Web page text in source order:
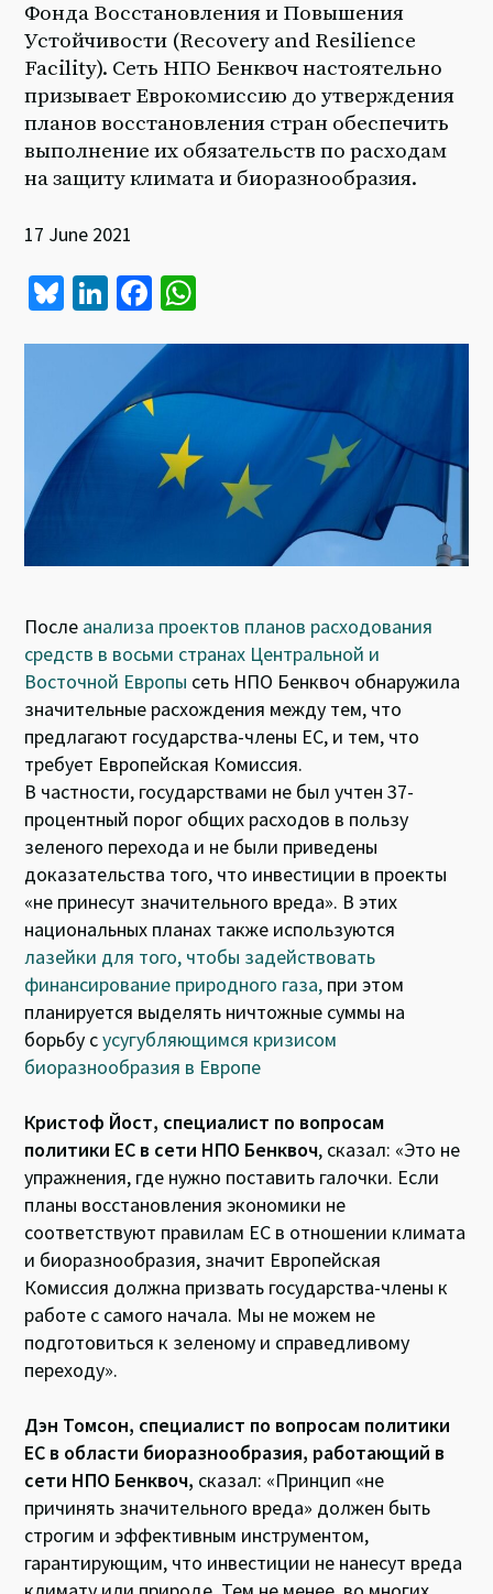
Фонда Восстановления и Повышения
Устойчивости (Recovery and Resilience
Facility). Сеть НПО Бенквоч настоятельно
призывает Еврокомиссию до утверждения
планов восстановления стран обеспечить
выполнение их обязательств по расходам
на защиту климата и биоразнообразия.
17 June 2021
Bl Li
ke
dI
n
Fa
b
o
k
sA
p
После анализа проектов планов расходования
средств в восьми странах Центральной и
Восточной Европы сеть НПО Бенквоч обнаружила
значительные расхождения между тем, что
предлагают государства-члены ЕС, и тем, что
требует Европейская Комиссия.
В частности, государствами не был учтен 37-
процентный порог общих расходов в пользу
зеленого перехода и не были приведены
доказательства того, что инвестиции в проекты
«не принесут значительного вреда». В этих
национальных планах также используются
лазейки для того, чтобы задействовать
финансирование природного газа, при этом
планируется выделять ничтожные суммы на
борьбу сусугубляющимся кризисом
биоразнообразия в Европе
Кристоф Йост, специалист по вопросам
политики ЕС в сети НПО Бенквоч, сказал: «Это не
упражнения, где нужно поставить галочки. Если
планы восстановления экономики не
соответствуют правилам ЕС в отношении климата
и биоразнообразия, значит Европейская
Комиссия должна призвать государства-члены к
работе с самого начала. Мы не можем не
подготовиться к зеленому и справедливому
переходу».
Дэн Томсон, специалист по вопросам политики
ЕС в области биоразнообразия, работающий в
сети НПО Бенквоч, сказал: «Принцип «не
причинять значительного вреда» должен быть
строгим и эффективным инструментом,
гарантирующим, что инвестиции не нанесут вреда